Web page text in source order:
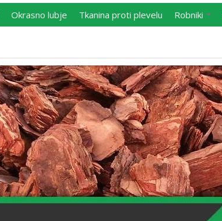
Okrasno lubje Tkanina proti plevelu Robniki